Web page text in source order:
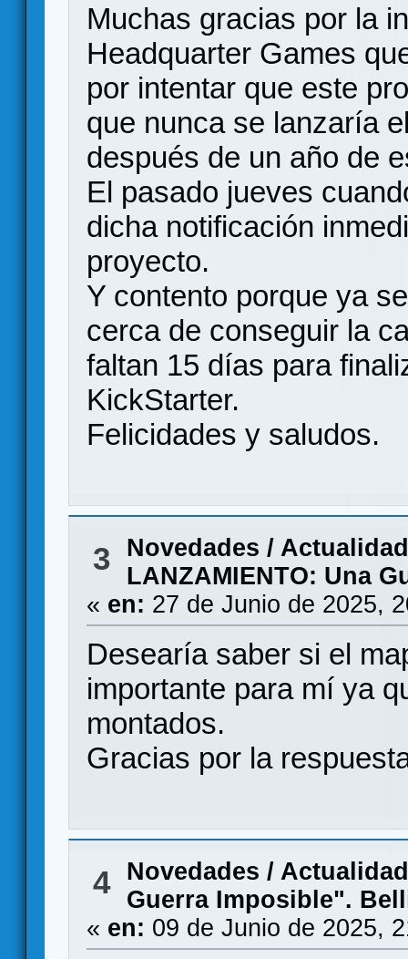
Muchas gracias por la
Headquarter Games
por intentar que este
que nunca se lanzaría
después de un año de
El pasado jueves
dicha notificación
proyecto.
Y contento porque ya
cerca de conseguir la
faltan 15 días para
KickStarter.
Felicidades y saludos.
3
Novedades / Actualidad
LANZAMIENTO: Una
« en: 27 de Junio de 2025,
Desearía saber si el
importante para mí ya
montados.
Gracias por la
4
Novedades / Actualidad
Guerra Imposible".
« en: 09 de Junio de 2025,